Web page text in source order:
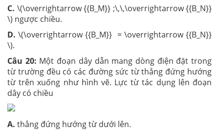
C. \(\overrightarrow {{B_M}} ;\,\,\overrightarrow {{B_N}}
\) ngược chiều.
D.\(\overrightarrow {{B_M}} = \overrightarrow {{B_N}}
\).
Câu 20: Một đoạn dây dẫn mang dòng điện đặt trong
từ trường đều có các đường sức từ thẳng đứng hướng
từ trên xuống như hình vẽ. Lực từ tác dụng lên đoạn
dây có chiều
A. thẳng đứng hướng từ dưới lên.